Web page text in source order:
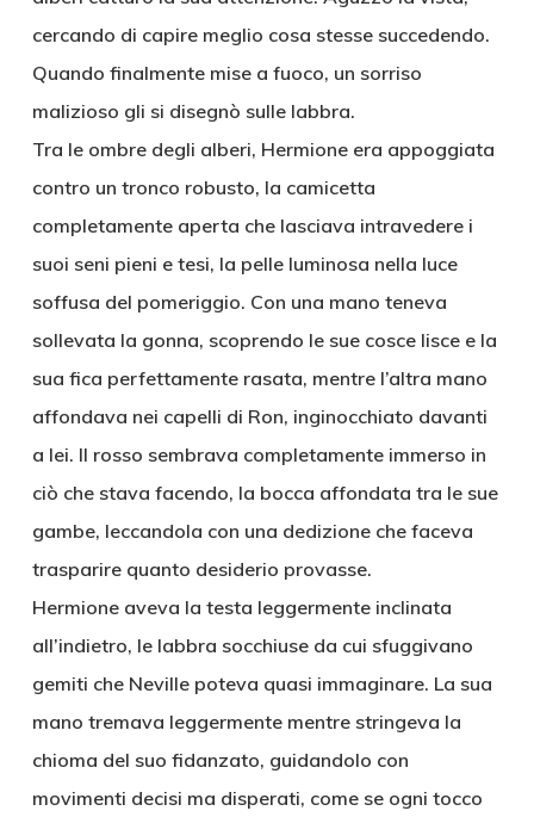
cercando di capire meglio cosa stesse succedendo.
Quando finalmente mise a fuoco, un sorriso
malizioso gli si disegnò sulle labbra.
Tra le ombre degli alberi, Hermione era appoggiata
contro un tronco robusto, la camicetta
completamente aperta che lasciava intravedere i
suoi seni pieni e tesi, la pelle luminosa nella luce
soffusa del pomeriggio. Con una mano teneva
sollevata la gonna, scoprendo le sue cosce lisce e la
sua fica perfettamente rasata, mentre l’altra mano
affondava nei capelli di Ron, inginocchiato davanti
a lei. Il rosso sembrava completamente immerso in
ciò che stava facendo, la bocca affondata tra le sue
gambe, leccandola con una dedizione che faceva
trasparire quanto desiderio provasse.
Hermione aveva la testa leggermente inclinata
all’indietro, le labbra socchiuse da cui sfuggivano
gemiti che Neville poteva quasi immaginare. La sua
mano tremava leggermente mentre stringeva la
chioma del suo fidanzato, guidandolo con
movimenti decisi ma disperati, come se ogni tocco